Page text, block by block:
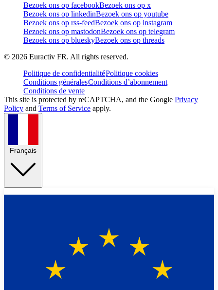
Bezoek ons op facebookBezoek ons op x
Bezoek ons op linkedinBezoek ons op youtube
Bezoek ons op rss-feedBezoek ons op instagram
Bezoek ons op mastodonBezoek ons op telegram
Bezoek ons op blueskyBezoek ons op threads
© 2026 Euractiv FR. All rights reserved.
Politique de confidentialitéPolitique cookies
Conditions généralesConditions d’abonnement
Conditions de vente
This site is protected by reCAPTCHA, and the Google Privacy
Policy and Terms of Service apply.
Français